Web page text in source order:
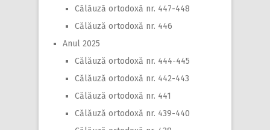
Călăuză ortodoxă nr. 447-448
Călăuză ortodoxă nr. 446
Anul 2025
Călăuză ortodoxă nr. 444-445
Călăuză ortodoxă nr. 442-443
Călăuză ortodoxă nr. 441
Călăuză ortodoxă nr. 439-440